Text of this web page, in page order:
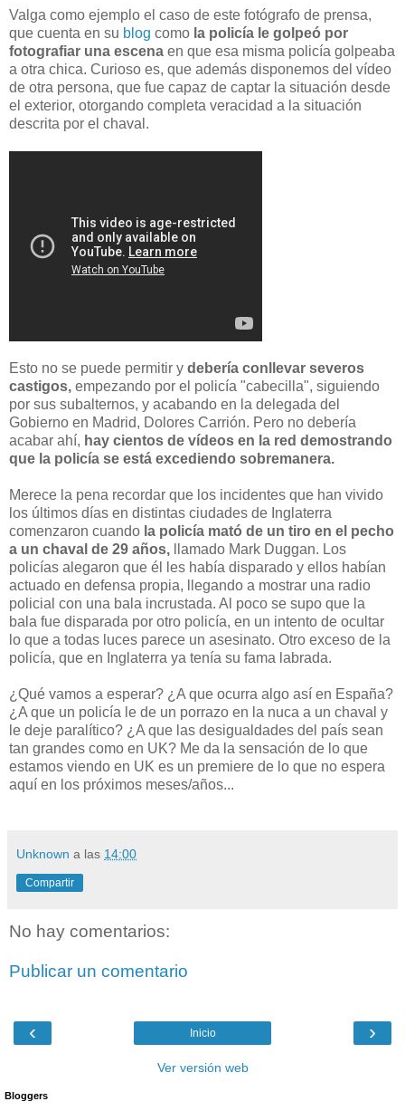
Valga como ejemplo el caso de este fotógrafo de prensa,
que cuenta en su blog como la policía le golpeó por
fotografiar una escena en que esa misma policía golpeaba
a otra chica. Curioso es, que además disponemos del vídeo
de otra persona, que fue capaz de captar la situación desde
el exterior, otorgando completa veracidad a la situación
descrita por el chaval.
Esto no se puede permitir y debería conllevar severos
castigos, empezando por el policía "cabecilla", siguiendo
por sus subalternos, y acabando en la delegada del
Gobierno en Madrid, Dolores Carrión. Pero no debería
acabar ahí, hay cientos de vídeos en la red demostrando
que la policía se está excediendo sobremanera.
Merece la pena recordar que los incidentes que han vivido
los últimos días en distintas ciudades de Inglaterra
comenzaron cuando la policía mató de un tiro en el pecho
a un chaval de 29 años, llamado Mark Duggan. Los
policías alegaron que él les había disparado y ellos habían
actuado en defensa propia, llegando a mostrar una radio
policial con una bala incrustada. Al poco se supo que la
bala fue disparada por otro policía, en un intento de ocultar
lo que a todas luces parece un asesinato. Otro exceso de la
policía, que en Inglaterra ya tenía su fama labrada.
¿Qué vamos a esperar? ¿A que ocurra algo así en España?
¿A que un policía le de un porrazo en la nuca a un chaval y
le deje paralítico? ¿A que las desigualdades del país sean
tan grandes como en UK? Me da la sensación de lo que
estamos viendo en UK es un premiere de lo que no espera
aquí en los próximos meses/años...
Unknown a las 14:00
Compartir
No hay comentarios:
Publicar un comentario
‹ ›
Inicio
Ver versión web
Bloggers